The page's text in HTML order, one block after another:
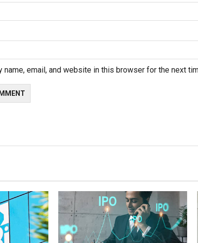
name, email, and website in this browser for the next